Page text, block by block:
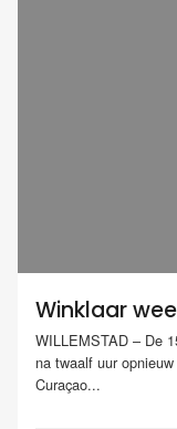
Winklaar
WILLEMSTAD – De
na twaalf uur
Curaçao...